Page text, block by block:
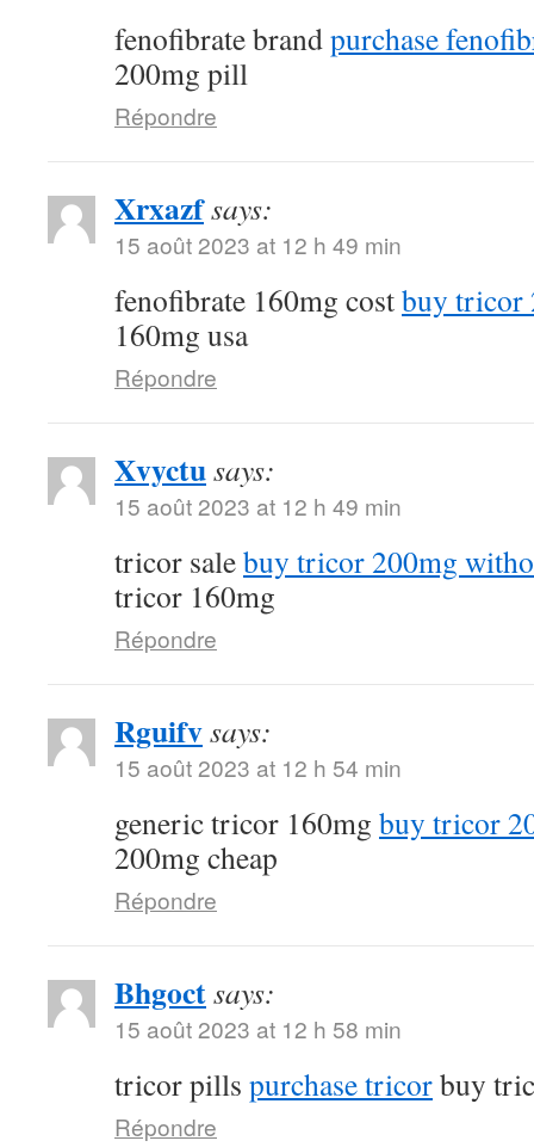
fenofibrate brandpurchase
200mg pill
Répondre
Xrxazfsays:
15 août 2023 at 12 h 49 min
fenofibrate 160mg costbuy tricor
160mg usa
Répondre
Xvyctusays:
15 août 2023 at 12 h 49 min
tricor salebuy tricor 200mg
tricor 160mg
Répondre
Rguifvsays:
15 août 2023 at 12 h 54 min
generic tricor 160mg buy tricor
200mg cheap
Répondre
Bhgoctsays:
15 août 2023 at 12 h 58 min
tricor pills purchase tricorbuy
Répondre